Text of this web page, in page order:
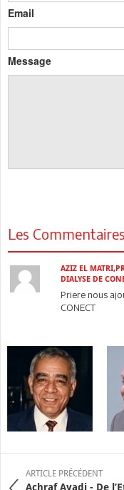
Email
Message
Les Commentaires
AZIZ EL
DIALYSE DE
Priere nous
CONECT
ARTICLE PRÉCÉDENT
Achraf Ayadi - De